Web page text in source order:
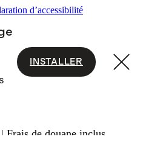
d’accessibilité
INSTALLER
Frais de douane inclus.